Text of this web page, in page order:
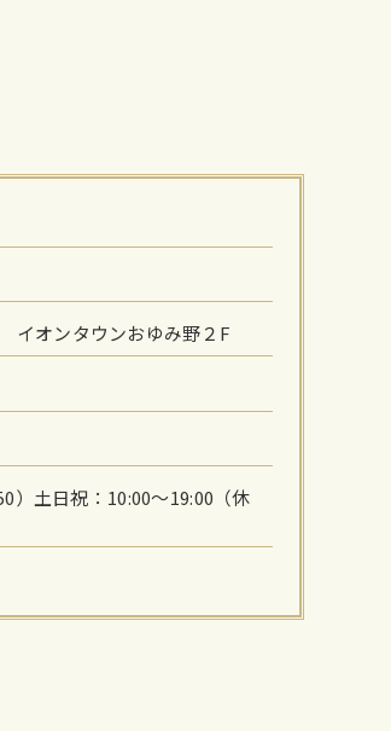
オンタウンおゆみ野２F
）土日祝：10:00～19:00（休